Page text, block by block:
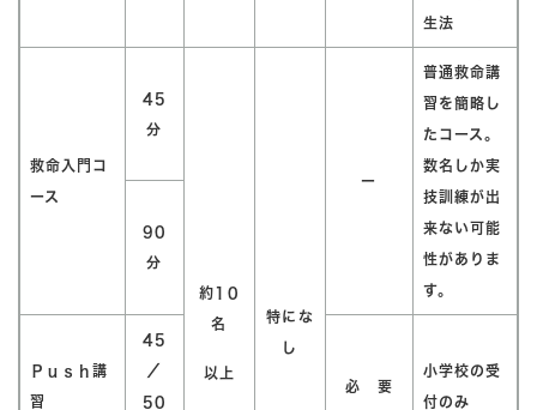
生法
救命入門コ
ース
45
分
約10
名
以上
特にな
し
ー
普通救命講
習を簡略し
たコース。
数名しか実
技訓練が出
来ない可能
性がありま
す。
90
分
Ｐｕｓｈ講
習
45
／
50
必 要
小学校の受
付のみ